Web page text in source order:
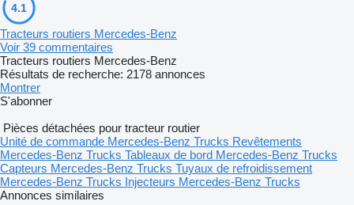
4.1
Tracteurs routiers Mercedes-Benz
Voir 39 commentaires
Tracteurs routiers Mercedes-Benz
Résultats de recherche: 2178 annonces
Montrer
S'abonner
Pièces détachées pour tracteur routier
Unité de commande Mercedes-Benz Trucks Revêtements
Mercedes-Benz Trucks Tableaux de bord Mercedes-Benz Trucks
Capteurs Mercedes-Benz Trucks Tuyaux de refroidissement
Mercedes-Benz Trucks Injecteurs Mercedes-Benz Trucks
Annonces similaires